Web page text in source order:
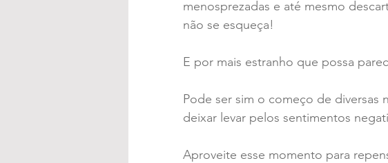
menosprezadas e até mesmo
não se esqueça!
E por mais estranho que possa
Pode ser sim o começo de diversas
deixar levar pelos sentimentos
Aproveite esse momento para